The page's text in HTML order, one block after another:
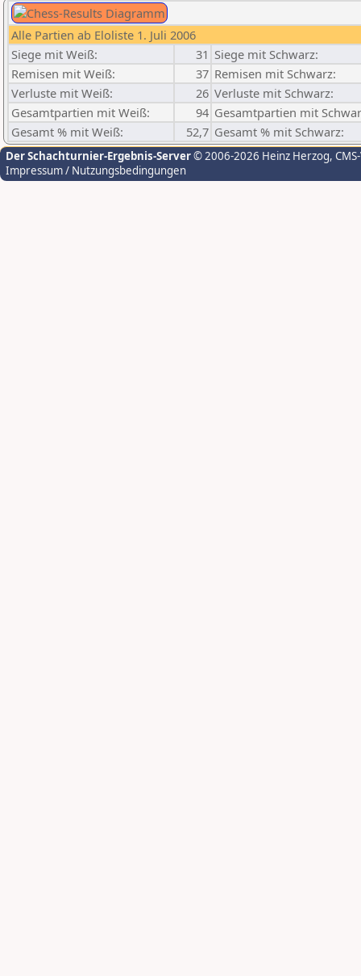
Alle Partien ab Eloliste 1. Juli 2006
Siege mit Weiß:
31 Siege mit Schwarz:
Remisen mit Weiß:
37 Remisen mit Schwarz:
Verluste mit Weiß:
26 Verluste mit Schwarz:
Gesamtpartien mit Weiß:
94 Gesamtpartien mit
Gesamt % mit Weiß:
52,7 Gesamt % mit Schwarz:
Der Schachturnier-Ergebnis-Server© 2006-2026 Heinz Herzog,
Impressum / Nutzungsbedingungen